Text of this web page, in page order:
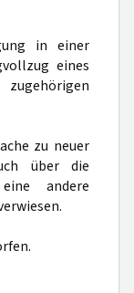
in einer
eines
zu neuer
über die
andere